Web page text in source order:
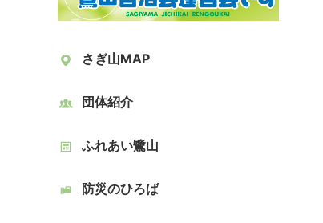
さぎ山MAP
団体紹介
ふれあい鷺山
防災のひろば